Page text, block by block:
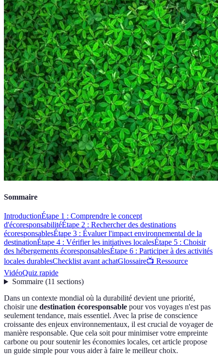
Sommaire
IntroductionÉtape 1 : Comprendre le concept
d'écoresponsabilitéÉtape 2 : Rechercher des destinations
écoresponsablesÉtape 3 : Évaluer l'impact environnemental de la
destinationÉtape 4 : Vérifier les initiatives localesÉtape 5 : Choisir
des hébergements écoresponsablesÉtape 6 : Participer à des activités
locales durablesChecklist avant achatGlossaire📺 Ressource
VidéoQuiz rapide
Sommaire(11 sections)
Dans un contexte mondial où la durabilité devient une priorité,
choisir une destination écoresponsable pour vos voyages n'est pas
seulement tendance, mais essentiel. Avec la prise de conscience
croissante des enjeux environnementaux, il est crucial de voyager de
manière responsable. Que cela soit pour minimiser votre empreinte
carbone ou pour soutenir les économies locales, cet article propose
un guide simple pour vous aider à faire le meilleur choix.